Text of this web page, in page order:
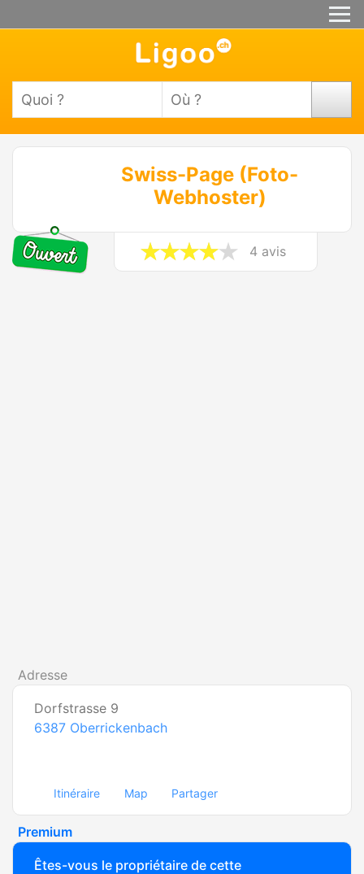
Swiss-Page (Foto-
Webhoster)
4 avis
Adresse
Dorfstrasse 9
6387 Oberrickenbach
Itinéraire Map Partager
Premium
Êtes-vous le propriétaire de cette